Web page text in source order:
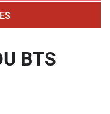
BTS